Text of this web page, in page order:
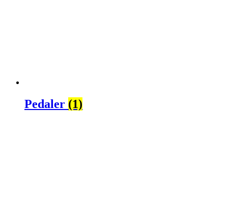
Pedaler (1)